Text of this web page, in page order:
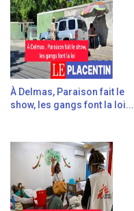
À Delmas, Paraison fait le
show, les gangs font la loi...